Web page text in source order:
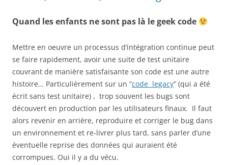
Quand les enfants ne sont pas là le geek code
Mettre en oeuvre un processus d’intégration continue peut
se faire rapidement, avoir une suite de test unitaire
couvrant de manière satisfaisante son code est une autre
histoire… Particulièrement sur un “code legacy” (qui a été
écrit sans test unitaire) , trop souvent les bugs sont
découvert en production par les utilisateurs finaux. Il faut
alors revenir en arrière, reproduire et corriger le bug dans
un environnement et re-livrer plus tard, sans parler d’une
éventuelle reprise des données qui auraient été
corrompues. Oui il y a du vécu.